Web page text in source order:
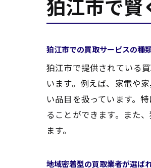
狛江市で賢
狛江市での買取サービスの種
狛江市で提供されている
います。例えば、家電や
い品目を扱っています。
ることができます。また
ます。
地域密着型の買取業者が選ば